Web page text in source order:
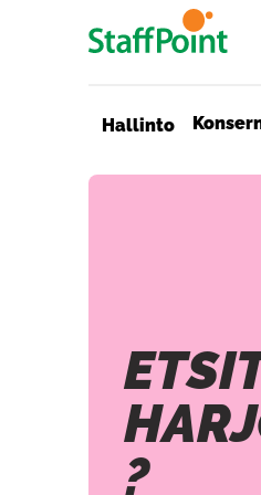
Hyppää pääsisältöön
Hallinto
?